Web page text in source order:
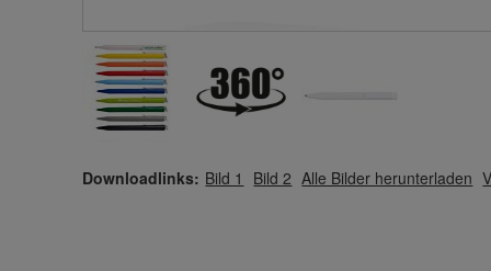
Downloadlinks: Bild 1 Bild 2 Alle Bilder herunterladen